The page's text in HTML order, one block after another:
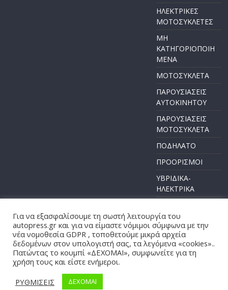
ΗΛΕΚΤΡΙΚΕΣ
ΜΟΤΟΣΥΚΛΕΤΕΣ
ΜΗ
ΚΑΤΗΓΟΡΙΟΠΟΙΗ
ΜΕΝΑ
ΜΟΤΟΣΥΚΛΕΤΑ
ΠΑΡΟΥΣΙΑΣΕΙΣ
ΑΥΤΟΚΙΝΗΤΟΥ
ΠΑΡΟΥΣΙΑΣΕΙΣ
ΜΟΤΟΣΥΚΛΕΤΑ
ΠΟΔΗΛΑΤΟ
ΠΡΟΟΡΙΣΜΟΙ
ΥΒΡΙΔΙΚΑ-
ΗΛΕΚΤΡΙΚΑ
Πνευματικά Δικαιώματα © 2026AUTOPRESS . Τα πνευματικά
δικαιώματα προστατεύονται.
Θέμα:ColorMagαπό ThemeGrill. Κατασκευασμένο με
WordPress
Για να εξασφαλίσουμε τη σωστή λειτουργία του
autopress.gr και για να είμαστε νόμιμοι σύμφωνα με την
νέα νομοθεσία GDPR , τοποθετούμε μικρά αρχεία
δεδομένων στον υπολογιστή σας, τα λεγόμενα «cookies»..
Πατώντας το κουμπί «ΔΕΧΟΜΑΙ», συμφωνείτε για τη
χρήση τους και είστε ενήμεροι.
ΡΥΘΜΙΣΕΙΣ
ΔΕΧΟΜΑΙ